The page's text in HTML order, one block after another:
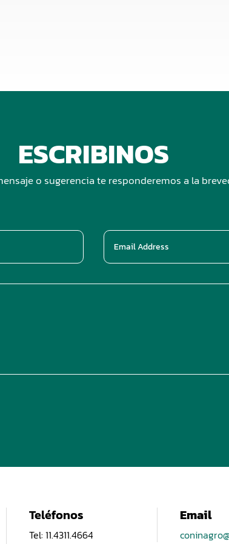
ESCRIBINOS
o sugerencia te responderemos a la
Teléfonos
Tel: 11.4311.4664
Email